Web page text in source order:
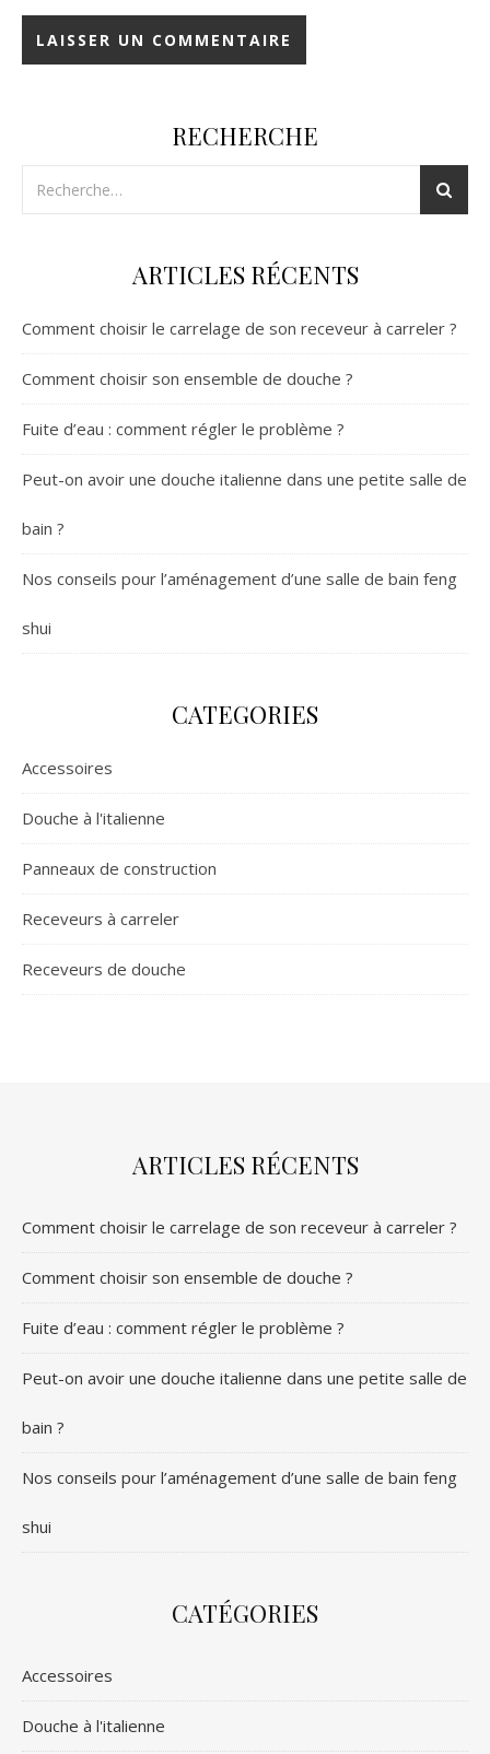
RECHERCHE
ARTICLES RÉCENTS
Comment choisir le carrelage de son receveur à carreler ?
Comment choisir son ensemble de douche ?
Fuite d’eau : comment régler le problème ?
Peut-on avoir une douche italienne dans une petite salle de
bain ?
Nos conseils pour l’aménagement d’une salle de bain feng
shui
CATEGORIES
Accessoires
Douche à l'italienne
Panneaux de construction
Receveurs à carreler
Receveurs de douche
ARTICLES RÉCENTS
Comment choisir le carrelage de son receveur à carreler ?
Comment choisir son ensemble de douche ?
Fuite d’eau : comment régler le problème ?
Peut-on avoir une douche italienne dans une petite salle de
bain ?
Nos conseils pour l’aménagement d’une salle de bain feng
shui
CATÉGORIES
Accessoires
Douche à l'italienne